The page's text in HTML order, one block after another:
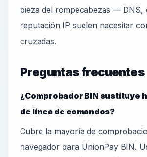
pieza del rompecabezas — DNS,
reputación IP suelen necesitar
cruzadas.
Preguntas frecuentes
¿Comprobador BIN sustituye
de línea de comandos?
Cubre la mayoría de
navegador para UnionPay BIN.